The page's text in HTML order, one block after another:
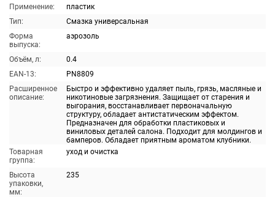
Применение:
пластик
Тип:
Смазка универсальная
Форма
выпуска:
аэрозоль
Объём, л:
0.4
EAN-13:
PN8809
Расширенное
описание:
Быстро и эффективно удаляет пыль, грязь, масляные и
никотиновые загрязнения. Защищает от старения и
выгорания, восстанавливает первоначальную
структуру, обладает антистатическим эффектом.
Предназначен для обработки пластиковых и
виниловых деталей салона. Подходит для молдингов и
бамперов. Обладает приятным ароматом клубники.
Товарная
группа:
уход и очистка
Высота
упаковки,
мм:
235